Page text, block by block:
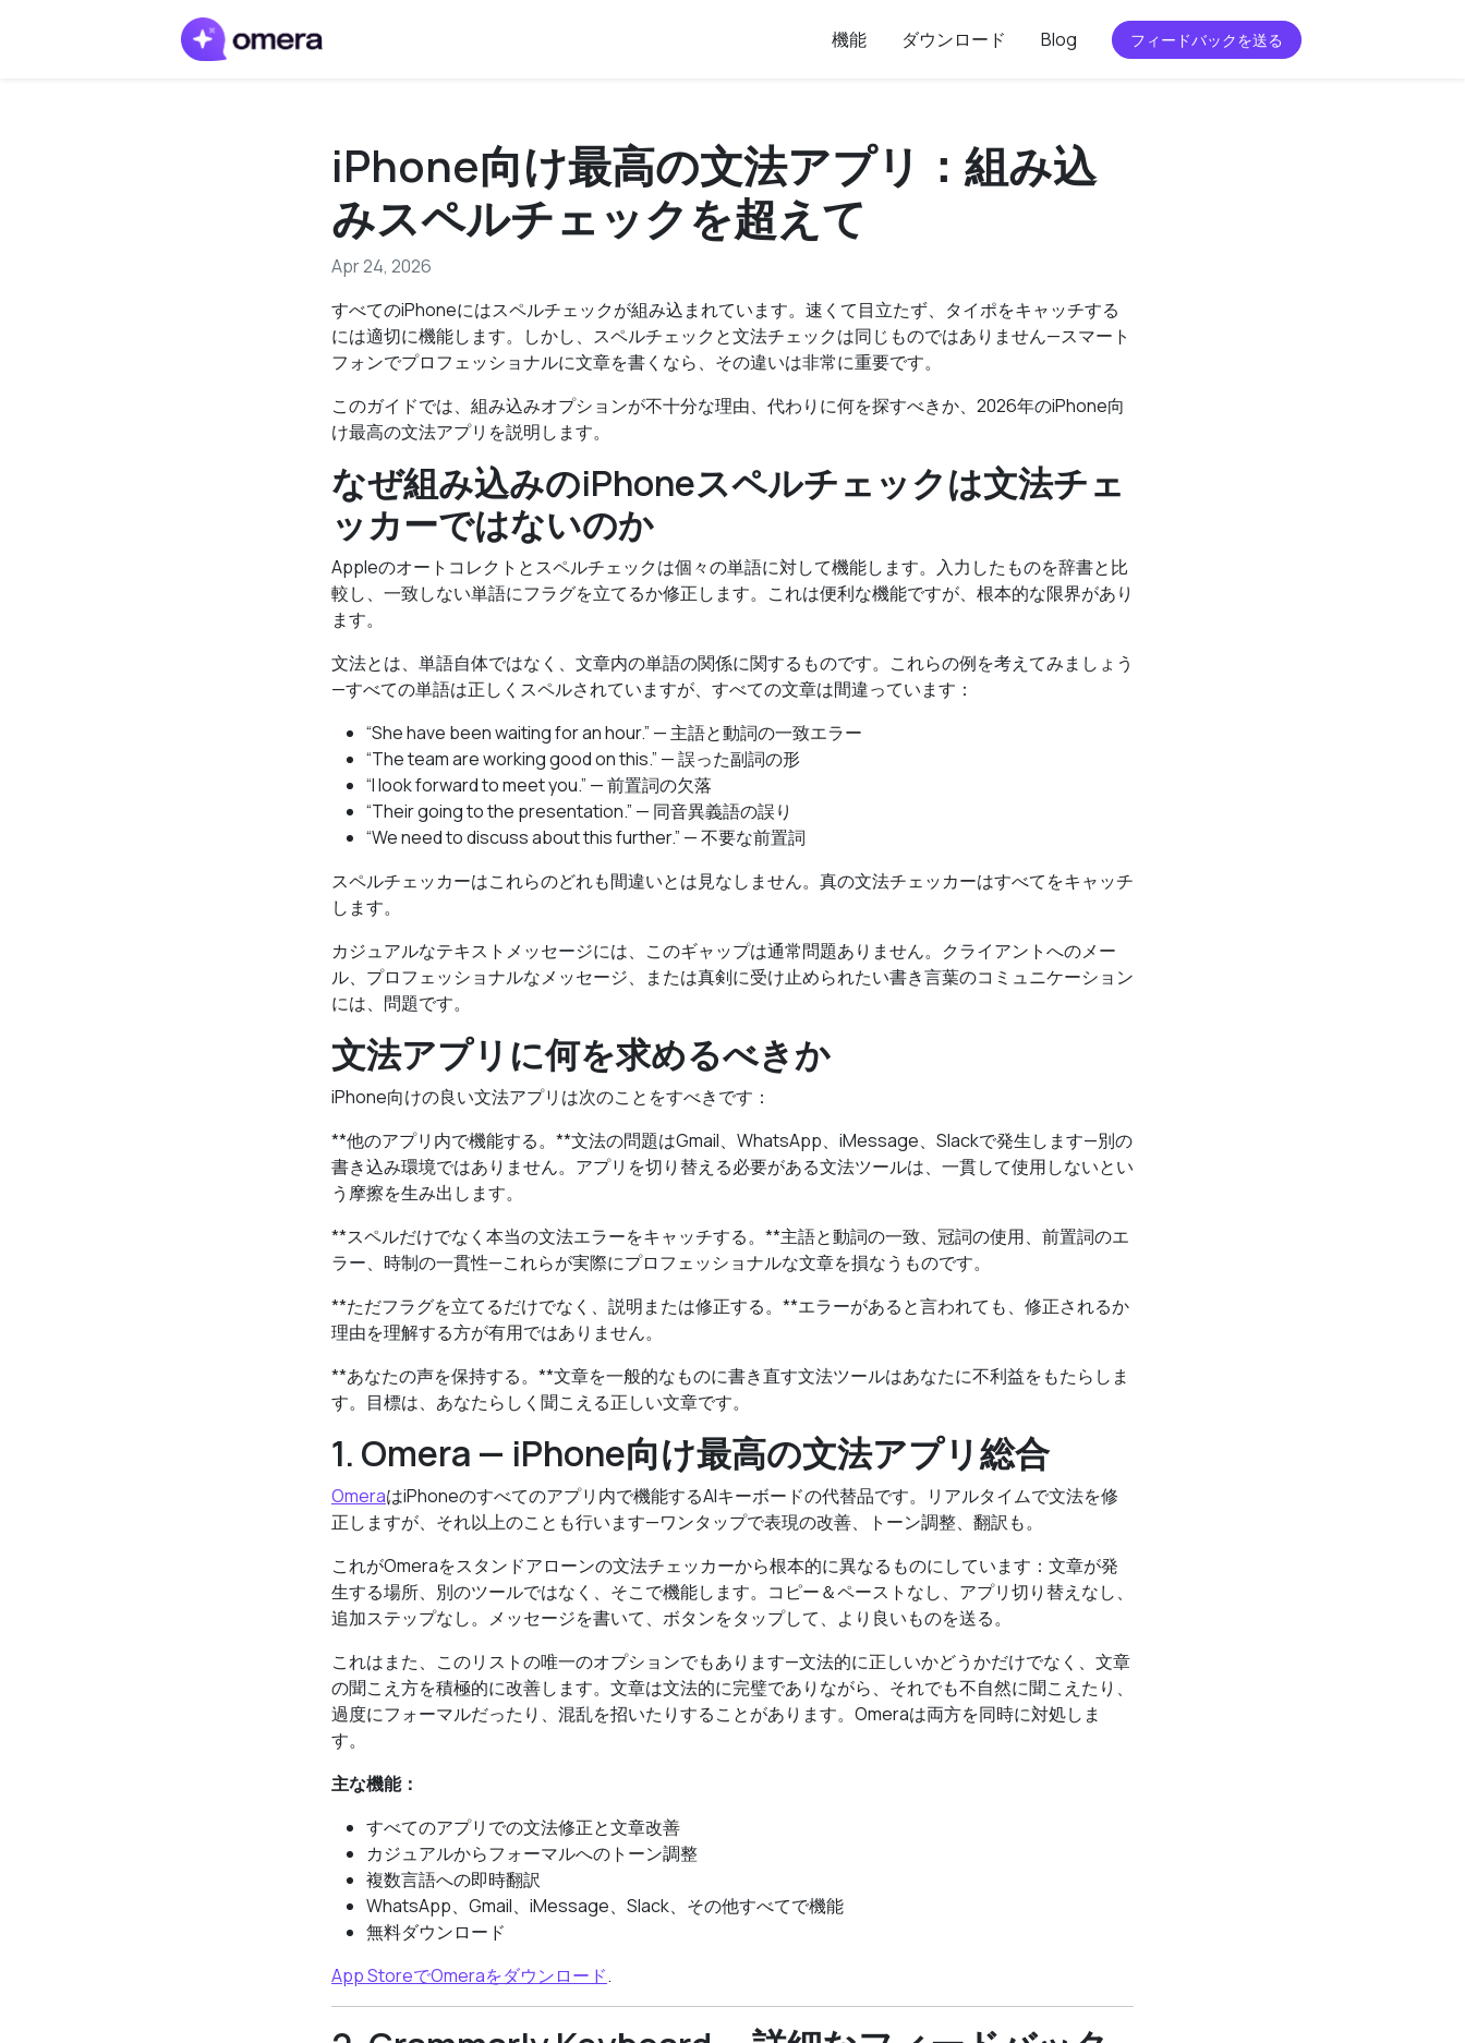
機能 ダウンロード Blog フィードバックを送る
iPhone向け最高の文法アプリ：組み込
みスペルチェックを超えて
Apr 24, 2026
すべてのiPhoneにはスペルチェックが組み込まれています。速くて目立たず、タイポをキャッチする
には適切に機能します。しかし、スペルチェックと文法チェックは同じものではありません—スマート
フォンでプロフェッショナルに文章を書くなら、その違いは非常に重要です。
このガイドでは、組み込みオプションが不十分な理由、代わりに何を探すべきか、2026年のiPhone向
け最高の文法アプリを説明します。
なぜ組み込みのiPhoneスペルチェックは文法チェ
ッカーではないのか
Appleのオートコレクトとスペルチェックは個々の単語に対して機能します。入力したものを辞書と比
較し、一致しない単語にフラグを立てるか修正します。これは便利な機能ですが、根本的な限界があり
ます。
文法とは、単語自体ではなく、文章内の単語の関係に関するものです。これらの例を考えてみましょう
—すべての単語は正しくスペルされていますが、すべての文章は間違っています：
“She have been waiting for an hour.” — 主語と動詞の一致エラー
“The team are working good on this.” — 誤った副詞の形
“I look forward to meet you.” — 前置詞の欠落
“Their going to the presentation.” — 同音異義語の誤り
“We need to discuss about this further.” — 不要な前置詞
スペルチェッカーはこれらのどれも間違いとは見なしません。真の文法チェッカーはすべてをキャッチ
します。
カジュアルなテキストメッセージには、このギャップは通常問題ありません。クライアントへのメー
ル、プロフェッショナルなメッセージ、または真剣に受け止められたい書き言葉のコミュニケーション
には、問題です。
文法アプリに何を求めるべきか
iPhone向けの良い文法アプリは次のことをすべきです：
**他のアプリ内で機能する。**文法の問題はGmail、WhatsApp、iMessage、Slackで発生します—別の
書き込み環境ではありません。アプリを切り替える必要がある文法ツールは、一貫して使用しないとい
う摩擦を生み出します。
**スペルだけでなく本当の文法エラーをキャッチする。**主語と動詞の一致、冠詞の使用、前置詞のエ
ラー、時制の一貫性—これらが実際にプロフェッショナルな文章を損なうものです。
**ただフラグを立てるだけでなく、説明または修正する。**エラーがあると言われても、修正されるか
理由を理解する方が有用ではありません。
**あなたの声を保持する。**文章を一般的なものに書き直す文法ツールはあなたに不利益をもたらしま
す。目標は、あなたらしく聞こえる正しい文章です。
1. Omera — iPhone向け最高の文法アプリ総合
OmeraはiPhoneのすべてのアプリ内で機能するAIキーボードの代替品です。リアルタイムで文法を修
正しますが、それ以上のことも行います—ワンタップで表現の改善、トーン調整、翻訳も。
これがOmeraをスタンドアローンの文法チェッカーから根本的に異なるものにしています：文章が発
生する場所、別のツールではなく、そこで機能します。コピー＆ペーストなし、アプリ切り替えなし、
追加ステップなし。メッセージを書いて、ボタンをタップして、より良いものを送る。
これはまた、このリストの唯一のオプションでもあります—文法的に正しいかどうかだけでなく、文章
の聞こえ方を積極的に改善します。文章は文法的に完璧でありながら、それでも不自然に聞こえたり、
過度にフォーマルだったり、混乱を招いたりすることがあります。Omeraは両方を同時に対処しま
す。
主な機能：
すべてのアプリでの文法修正と文章改善
カジュアルからフォーマルへのトーン調整
複数言語への即時翻訳
WhatsApp、Gmail、iMessage、Slack、その他すべてで機能
無料ダウンロード
App StoreでOmeraをダウンロード.